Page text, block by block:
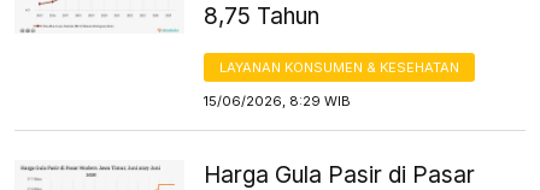
8,75 Tahun
LAYANAN KONSUMEN & KESEHATAN
15/06/2026, 8:29 WIB
Harga Gula Pasir di Pasar